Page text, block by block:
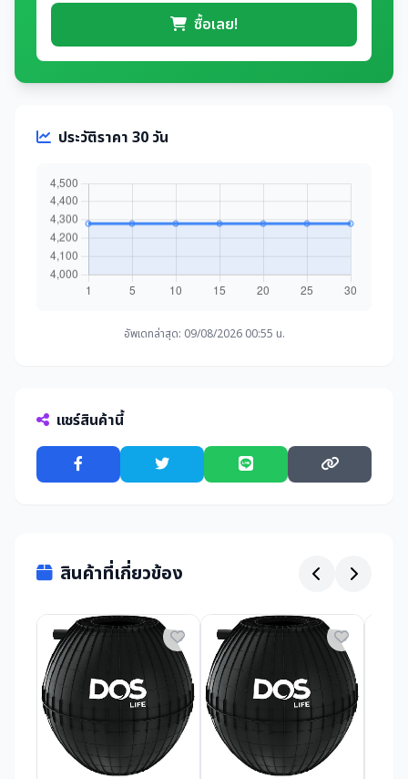
ซื้อเลย!
ประวัติราคา 30 วัน
อัพเดทล่าสุด: 09/08/2026 00:55 น.
แชร์สินค้านี้
สินค้าที่เกี่ยวข้อง